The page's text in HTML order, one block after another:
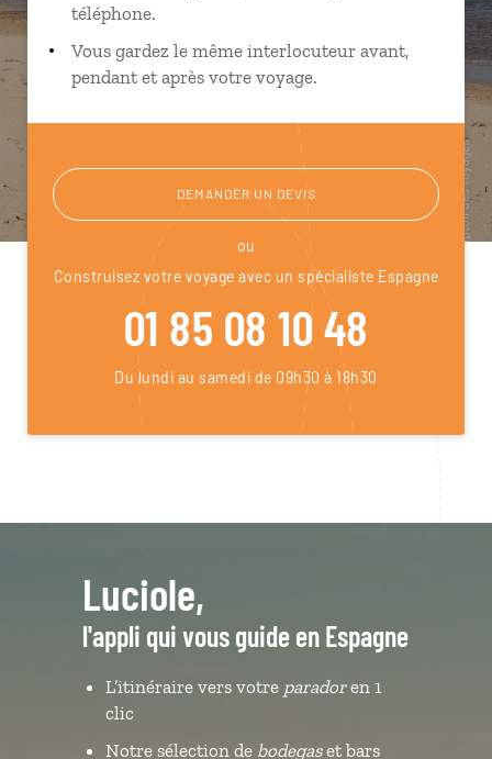
téléphone.
Vous gardez le même interlocuteur avant,
pendant et après votre voyage.
DEMANDER UN DEVIS
ou
Construisez votre voyage avec un spécialiste Espagne
01 85 08 10 48
Du lundi au samedi de 09h30 à 18h30
Luciole,
l'appli qui vous guide en Espagne
L’itinéraire vers votre paradoren 1
clic
Notre sélection de bodegaset bars